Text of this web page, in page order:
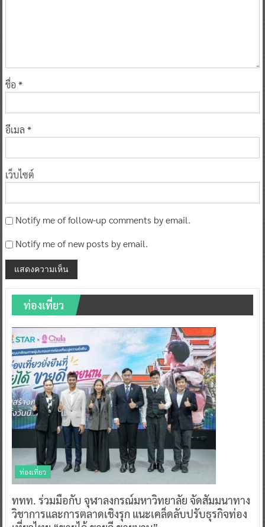
ชื่อ *
อีเมล *
เว็บไซต์
Notify me of follow-up comments by email.
Notify me of new posts by email.
ท่องเที่ยว
ท่องเที่ยว
ททท. ร่วมมือกับ จุฬาลงกรณ์มหาวิทยาลัย จัดสัมมนาทาง
วิชาการและการตลาดเชิงรุก แนะเคล็ดลับปรับธุรกิจท่อง